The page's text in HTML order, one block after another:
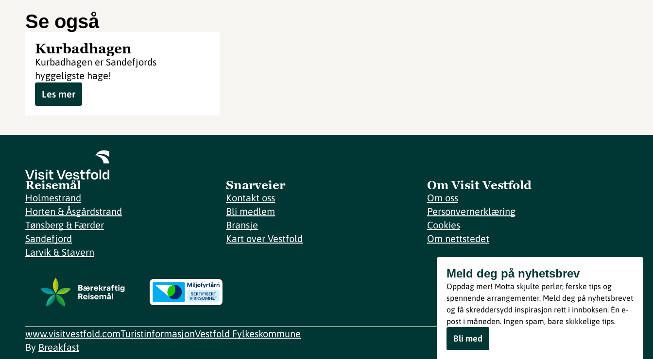
Se også
Kurbadhagen
Kurbadhagen er Sandefjords
hyggeligste hage!
Les mer
Reisemål
Holmestrand
Horten & Åsgårdstrand
Tønsberg & Færder
Sandefjord
Larvik & Stavern
Snarveier
Kontakt oss
Bli medlem
Bransje
Kart over Vestfold
Om Visit Vestfold
Om oss
Personvernerklæring
Cookies
Om nettstedet
Meld deg på nyhetsbrev
Bli med
Ved å melde deg inn godtar du våre vilkår i henhold til vår
personvernerklæring.
Meld deg på nyhetsbrev
Oppdag mer! Motta skjulte perler, ferske tips og
spennende arrangementer. Meld deg på nyhetsbrevet
og få skreddersydd inspirasjon rett i innboksen. Én e-
post i måneden. Ingen spam, bare skikkelige tips.
Bli med
www.visitvestfold.comTuristinformasjonVestfold Fylkeskommune
By Breakfast